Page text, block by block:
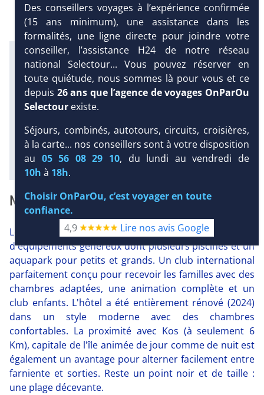
DEMANDE
D’INFORMATIONS
RÉSERVATION
Infos météo :
27 °C
7 mm
24 °C
Infos plages :
Dist.Distance:
< 100 m
Long.Longueur:
338
Tx :38 % Tx :66 %
Diaporama
NOTRE AVIS
Le White Olive Marine Aquapark 4* bénéficie
d'équipements généreux dont plusieurs piscines et un
aquapark pour petits et grands. Un club international
parfaitement conçu pour recevoir les familles avec des
chambres adaptées, une animation complète et un
club enfants. L'hôtel a été entièrement rénové (2024)
dans un style moderne avec des chambres
confortables. La proximité avec Kos (à seulement 6
Km), capitale de l'île animée de jour comme de nuit est
également un avantage pour alterner facilement entre
farniente et sorties. Reste un point noir et de taille :
une plage décevante.
Des conseillers voyages à l’expérience confirmée
(15 ans minimum), une assistance dans les
formalités, une ligne directe pour joindre votre
conseiller, l’assistance H24 de notre réseau
national Selectour... Vous pouvez réserver en
toute quiétude, nous sommes là pour vous et ce
depuis 26 ans que l’agence de voyages OnParOu
Selectour existe.
Séjours, combinés, autotours, circuits, croisières,
à la carte... nos conseillers sont à votre disposition
au 05 56 08 29 10, du lundi au vendredi de
10h à 18h.
Choisir OnParOu, c’est voyager en toute
confiance.
4,9
Lire nos avis Google